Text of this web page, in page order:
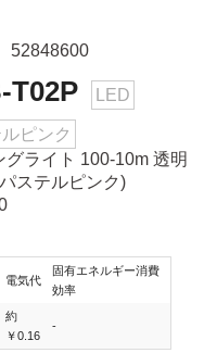
52848600
T02P LED
ピンク
グライト 100-10m 透明
ステルピンク)
電気代
固有エネルギー消費
効率
約
￥0.16
-